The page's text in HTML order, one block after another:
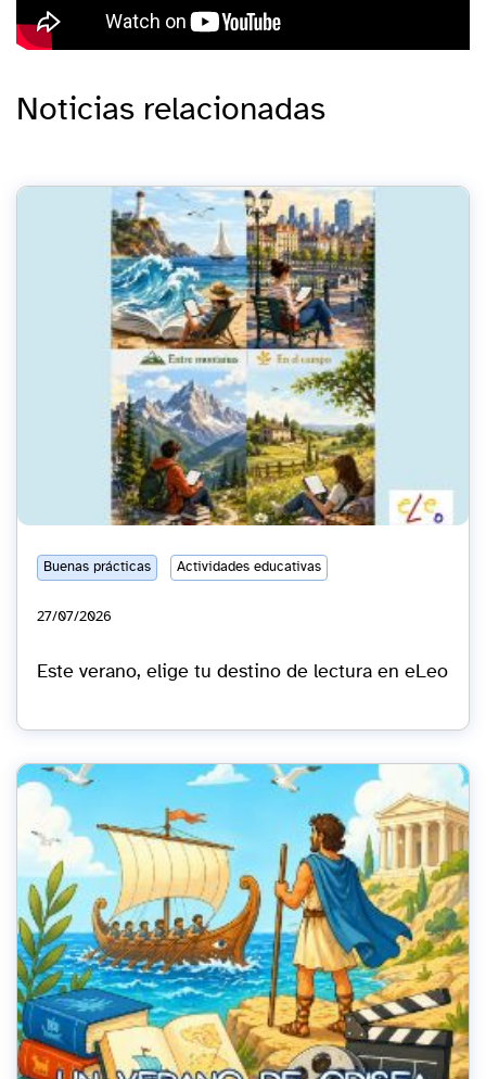
Noticias relacionadas
27/07/2026
Buenas prácticas Actividades educativas
Este verano, elige tu destino de lectura en eLeo